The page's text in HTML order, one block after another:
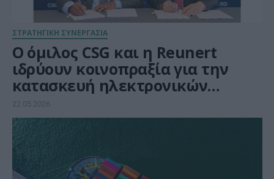
ΣΤΡΑΤΗΓΙΚΗ ΣΥΝΕΡΓΑΣΙΑ
Ο όμιλος CSG και η Reunert
ιδρύουν κοινοπραξία για την
κατασκευή ηλεκτρονικών
πυροκροτητών για πυρομαχικά
μεγάλου διαμετρήματος
22.05.2026